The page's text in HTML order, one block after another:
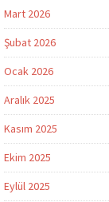
Mart 2026
Şubat 2026
Ocak 2026
Aralık 2025
Kasım 2025
Ekim 2025
Eylül 2025